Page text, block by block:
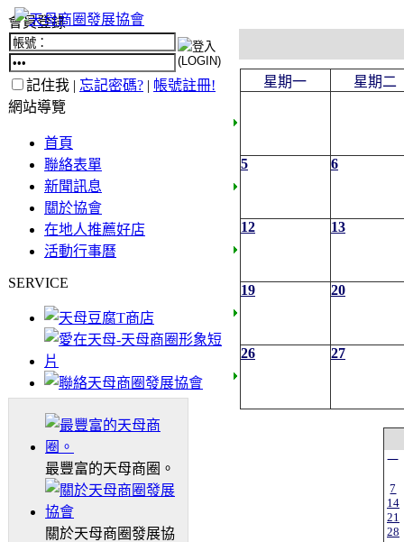
會員登錄
記住我 | 忘記密碼? | 帳號註冊!
網站導覽
首頁
聯絡表單
新聞訊息
關於協會
在地人推薦好店
活動行事曆
SERVICE
最豐富的天母商圈。
關於天母商圈發展協
星期一 星期二
5 6
12 13
19 20
26 27
一
7
14
21
28